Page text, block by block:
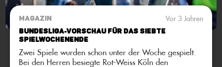
MAGAZIN Vor 3 Jahren
Bundesliga-Vorschau für das siebte
Spielwochenende
Zwei Spiele wurden schon unter der Woche gespielt.
Bei den Herren besiegte Rot-Weiss Köln den